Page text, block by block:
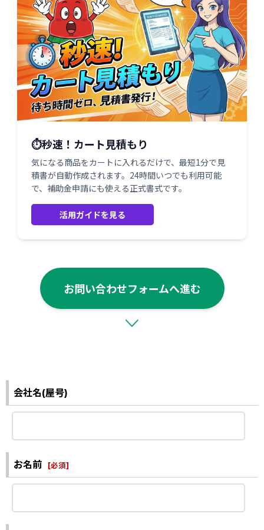
⏱️秒速！カート見積もり
気になる商品をカートに入れるだけで、最短1分で見
積書が自動作成されます。24時間いつでも利用可能
で、補助金申請にも使える正式書式です。
活用ガイドを見る
お問い合わせフォームへ進む
会社名(屋号)
お名前 [必須]